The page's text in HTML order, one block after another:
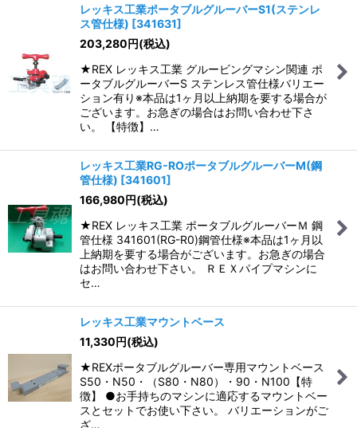
レッキス工業ポータブルグルーバーS1(ステンレ
ス管仕様) [341631]
203,280円(税込)
★REX レッキス工業 グルービングマシン関連 ポ
ータブルグルーバーS ステンレス管仕様バリエー
ション有り※本品は1ヶ月以上納期を要する場合が
ございます。お急ぎの場合はお問い合わせ下さ
い。 【特徴】…
レッキス工業RG-ROポータブルグルーバーM(鋼
管仕様) [341601]
166,980円(税込)
★REX レッキス工業 ポータブルグルーバーＭ 鋼
管仕様 341601(RG-R0)鋼管仕様※本品は1ヶ月以
上納期を要する場合がございます。お急ぎの場合
はお問い合わせ下さい。 ＲＥＸパイプマシンに
セ…
レッキス工業マウントベース
11,330円(税込)
★REXポータブルグルーバー専用マウントベース
S50・N50・（S80・N80）・90・N100【特
徴】 ●お手持ちのマシンに適応するマウントベー
スとセットでお使い下さい。 バリエーションがご
ざ…